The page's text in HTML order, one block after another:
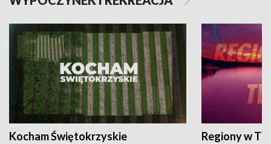
Kocham Świętokrzyskie Regiony w